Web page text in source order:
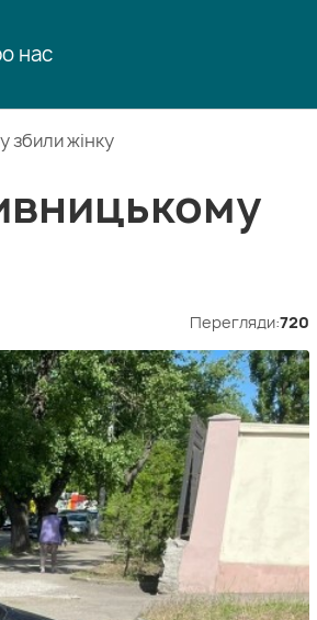
нас
збили жінку
Перегляди:720